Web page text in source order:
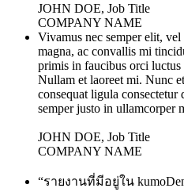
JOHN DOE, Job Title
COMPANY NAME
Vivamus nec semper elit,
magna, ac convallis mi
primis in faucibus orci luctus
Nullam et laoreet mi. Nunc
consequat ligula consectetur
semper justo in ullamcorper
JOHN DOE, Job Title
COMPANY NAME
“รายงานที่มีอยู่ใน